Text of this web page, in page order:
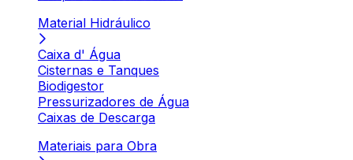
Material Hidráulico
Caixa d' Água
Cisternas e Tanques
Biodigestor
Pressurizadores de Água
Caixas de Descarga
Materiais para Obra